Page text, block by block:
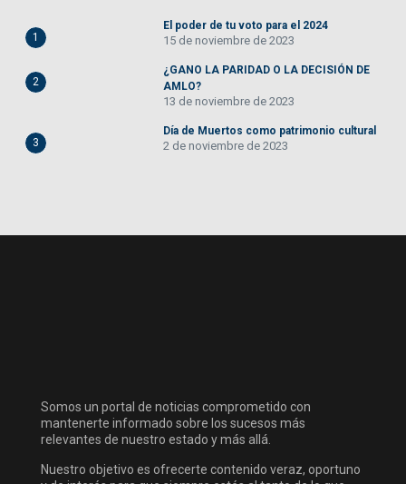
1
El poder de tu voto para el 2024
15 de noviembre de 2023
2
¿GANO LA PARIDAD O LA DECISIÓN DE
AMLO?
13 de noviembre de 2023
3
Día de Muertos como patrimonio cultural
2 de noviembre de 2023
Somos un portal de noticias comprometido con
mantenerte informado sobre los sucesos más
relevantes de nuestro estado y más allá.
Nuestro objetivo es ofrecerte contenido veraz, oportuno